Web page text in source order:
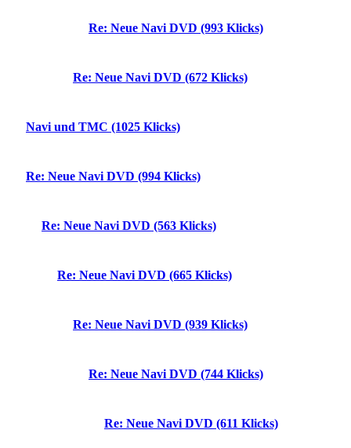
Re: Neue Navi DVD (993 Klicks)
Re: Neue Navi DVD (672 Klicks)
Navi und TMC (1025 Klicks)
Re: Neue Navi DVD (994 Klicks)
Re: Neue Navi DVD (563 Klicks)
Re: Neue Navi DVD (665 Klicks)
Re: Neue Navi DVD (939 Klicks)
Re: Neue Navi DVD (744 Klicks)
Re: Neue Navi DVD (611 Klicks)